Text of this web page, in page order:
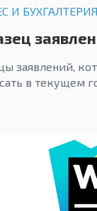
И БУХГАЛТЕРИЯ
заявлений,
в текущем